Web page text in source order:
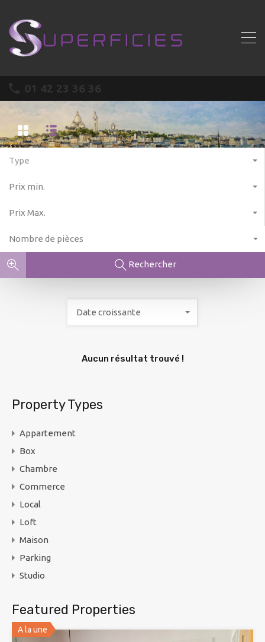
01 42 23 36 36
Type
Prix min.
Prix Max.
Nombre de pièces
Rechercher
Date croissante
Aucun résultat trouvé !
Property Types
Appartement
Box
Chambre
Commerce
Local
Loft
Maison
Parking
Studio
Featured Properties
A la une